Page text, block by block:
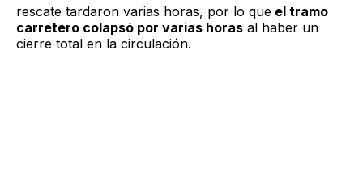
rescate tardaron varias horas, por lo que el tramo
carretero colapsó por varias horas al haber un
cierre total en la circulación.